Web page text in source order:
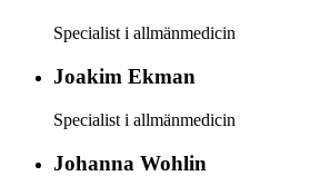
Specialist i allmänmedicin
Joakim Ekman
Specialist i allmänmedicin
Johanna Wohlin